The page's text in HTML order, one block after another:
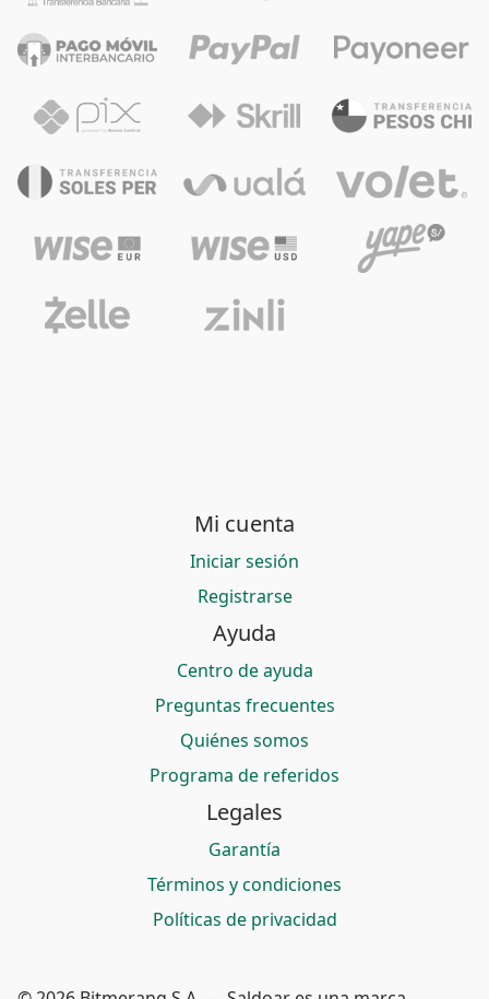
Mi cuenta
Iniciar sesión
Registrarse
Ayuda
Centro de ayuda
Preguntas frecuentes
Quiénes somos
Programa de referidos
Legales
Garantía
Términos y condiciones
Políticas de privacidad